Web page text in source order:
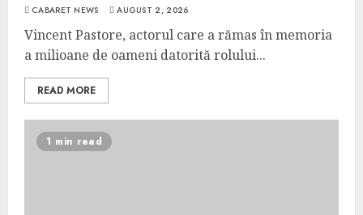
CABARET NEWS AUGUST 2, 2026
Vincent Pastore, actorul care a rămas în memoria
a milioane de oameni datorită rolului...
READ MORE
1 min read